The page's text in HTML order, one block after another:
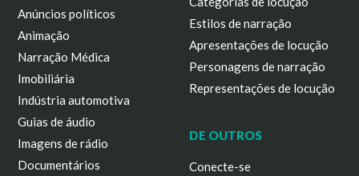
Anúncios políticos
Animação
Narração Médica
Imobiliária
Indústria automotiva
Guias de áudio
Imagens de rádio
Documentários
Estilos de narração
Apresentações de locução
Personagens de narração
Representações de locução
DE OUTROS
Conecte-se